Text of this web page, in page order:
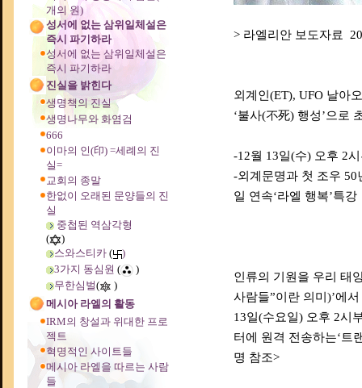
개의 원)
성서에 없는 삼위일체설은
즉시 파기하라
성서에 없는 삼위일체설은
즉시 파기하라
진실을 밝힌다
생명책의 진실
생명나무와 화염검
666
이마의 인(印) =세례의 진
실=
교회의 종말
한없이 오래된 문양들의 진
실
중첩된 역삼각형
(
)
스와스티카(
)
3가지 동심원 (
)
무한심벌(
)
메시아 라엘의 활동
IRM의 창설과 위대한 프로
젝트
혁명적인 사이트들
메시아 라엘을 따르는 사람
들
> 라엘리안 보도자료
외계인(ET), UFO 날아
‘불사(不死) 행성’으로
-12월 13일(수) 오후 2
-외계문명과 첫 조우 50
일 연속‘라엘 행복’특강
인류의 기원을 우리 태
사람들”이란 의미)’에
13일(수요일) 오후 2시
터에 원격 전송하는‘트
명 참조>